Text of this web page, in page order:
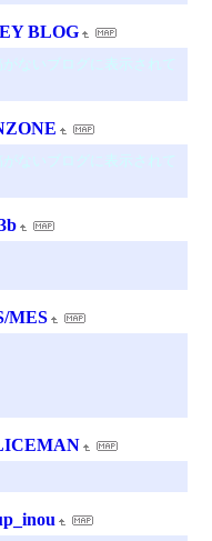
BLOG
ないブログに表示されて
ないブログに表示されて
MES